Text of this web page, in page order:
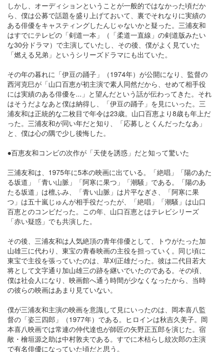
しかし、オーディションということが一般的ではなかった頃だか
ら、僕は公募で話題を盛り上げておいて、裏でそれなりに実績の
ある俳優をキャスティングしたんじゃないかと疑った。三浦友和
はすでにテレビの「剣道一本」（「柔道一直線」の剣道版みたい
な30分ドラマ）で主演していたし、その後、僕がよく見ていた
「燃える兄弟」というシリーズドラマにも出ていた。
その年の暮れに「伊豆の踊子」（1974年）が公開になり、監督の
西河克巳が「山口百恵が初主演で素人同然だから、せめて相手役
には実績のある俳優を...」と望んだという話が伝わってきた。それ
はそうだよなあと僕は納得し、「伊豆の踊子」を見にいった。三
浦友和は正統的な二枚目で年令は23歳。山口百恵より8歳も年上だ
った。三浦友和が同い年だと知り、「応募しとくんだったなあ」
と、僕は心の隅で少し後悔した。
●百恵友和コンビの次作が「天使を誘惑」だと知って驚いた
三浦友和は、1975年に5本の映画に出ている。「絶唱」「陽のあた
る坂道」「青い山脈」「阿寒に果つ」「潮騒」である。「陽のあ
たる坂道」は檀ふみ、「青い山脈」は片平なぎさ、「阿寒に果
つ」は五十嵐じゅんが相手役だったが、「絶唱」「潮騒」は山口
百恵とのコンビだった。この年、山口百恵とはテレビシリーズ
「赤い疑惑」でも共演した。
その後、三浦友和は人気絶頂の青年俳優として、トウがたった加
山雄三に代わり、東宝の青春映画の主役を担っていく。同じ頃に
東宝で主役を張っていたのは、草刈正雄だった。彼は二代目若大
将として文字通り加山雄三の跡を継いでいたのである。その頃、
僕は社会人になり、映画館へ通う時間が少なくなったから、当時
の彼らの映画はあまり見ていない。
僕が三浦友和主演の映画を意識して見にいったのは、岡本喜八監
督の「姿三四郎」（1977年）である。ヒロインは秋吉久美子。岡
本喜八映画では常連の仲代達也が師匠の矢野正五郎を演じた。宿
敵・檜垣源之助は中村敦夫である。すでに木枯らし紋次郎の主演
で有名俳優になっていた頃だと思う。